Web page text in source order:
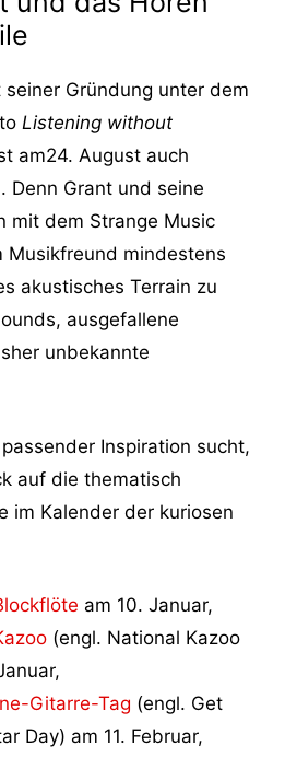
Gründung unter dem
Listening without
am24. August auch
Denn Grant und seine
mit dem Strange Music
Musikfreund mindestens
akustisches Terrain zu
ausgefallene
unbekannte
Inspiration sucht,
auf die thematisch
im Kalender der kuriosen
am 10. Januar,
(engl. National Kazoo
Gitarre-Tag (engl. Get
Day) am 11. Februar,